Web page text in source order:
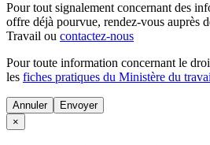
Pour tout signalement concernant des
offre déjà pourvue, rendez-vous auprès
Travail ou contactez-nous
Pour toute information concernant le
les fiches pratiques du Ministère du
Annuler
×